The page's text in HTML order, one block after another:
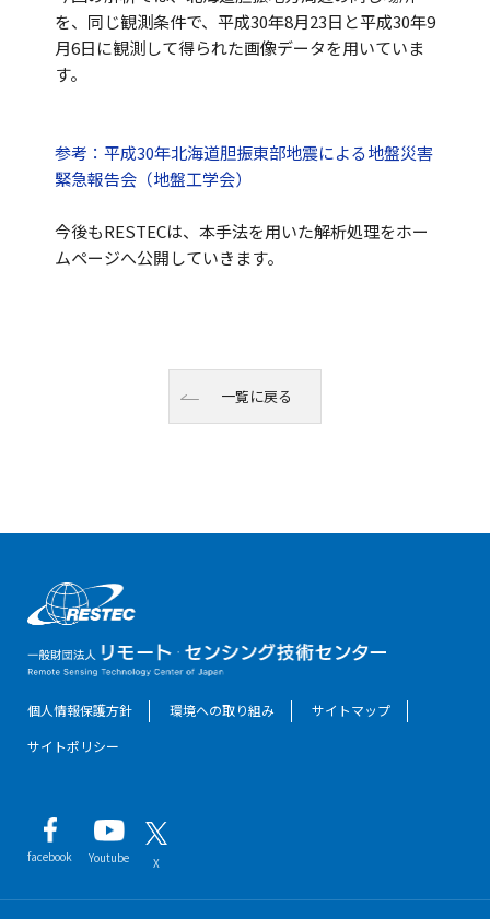
を、同じ観測条件で、平成30年8月23日と平成30年9
月6日に観測して得られた画像データを用いていま
す。
参考：平成30年北海道胆振東部地震による地盤災害
緊急報告会（地盤工学会）
今後もRESTECは、本手法を用いた解析処理をホー
ムページへ公開していきます。
一覧に戻る
個人情報保護方針 環境への取り組み
サイトマップ
サイトポリシー
facebook Youtube X